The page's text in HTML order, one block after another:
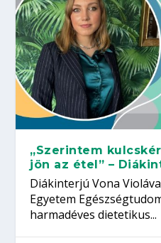
„Szerintem
jön az étel” –
Diákinterjú Vona
Egyetem
harmadéves dietetikus...